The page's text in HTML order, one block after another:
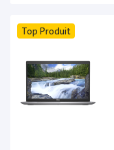
Top Produit